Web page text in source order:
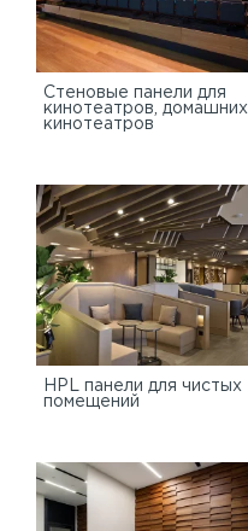
Стеновые панели для
кинотеатров, домашних
кинотеатров
HPL панели для чистых
помещений